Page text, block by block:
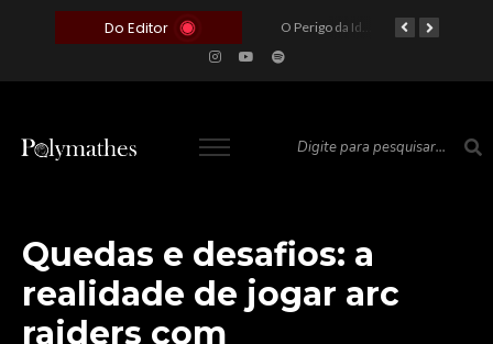
Do Editor
O Voto como Moeda: Clientelismo e o Analfabetismo Funcional Político no Brasil O Perigo da Ideologia Desenfreada na Justiça: Quando a Pauta Política Substitui a Pena Criminal
Quedas e desafios: a
realidade de jogar arc
raiders com